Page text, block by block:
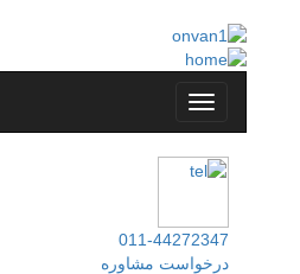
011-44272347
درخواست مشاوره